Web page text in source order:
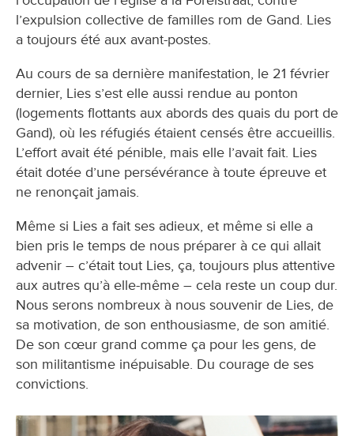
l’expulsion collective de familles rom de Gand. Lies
a toujours été aux avant-postes.
​Au cours de sa dernière manifestation, le 21 février
dernier, Lies s’est elle aussi rendue au ponton
(logements flottants aux abords des quais du port de
Gand), où les réfugiés étaient censés être accueillis.
L’effort avait été pénible, mais elle l’avait fait. Lies
était dotée d’une persévérance à toute épreuve et
ne renonçait jamais.
Même si Lies a fait ses adieux, et même si elle a
bien pris le temps de nous préparer à ce qui allait
advenir – c’était tout Lies, ça, toujours plus attentive
aux autres qu’à elle-même – cela reste un coup dur.
Nous serons nombreux à nous souvenir de Lies, de
sa motivation, de son enthousiasme, de son amitié.
De son cœur grand comme ça pour les gens, de
son militantisme inépuisable. Du courage de ses
convictions.